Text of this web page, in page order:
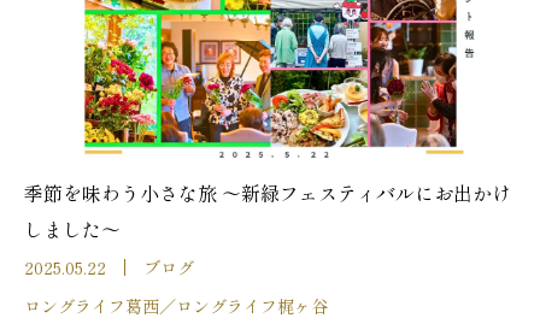
季節を味わう小さな旅 ～新緑フェスティバルにお出かけ
しました～
2025.05.22
ブログ
ロングライフ葛西／ロングライフ梶ヶ谷